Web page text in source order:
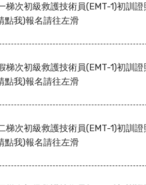
梯次初級救護技術員(EMT-1)初訓證
點我)報名請往左滑
梯次初級救護技術員(EMT-1)初訓證
點我)報名請往左滑
梯次初級救護技術員(EMT-1)初訓證
點我)報名請往左滑